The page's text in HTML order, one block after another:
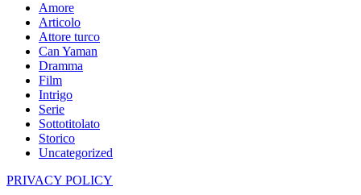
Amore
Articolo
Attore turco
Can Yaman
Dramma
Film
Intrigo
Serie
Sottotitolato
Storico
Uncategorized
PRIVACY POLICY